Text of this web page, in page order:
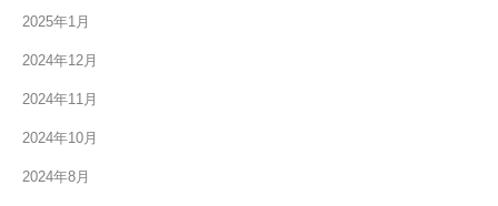
2025年1月
2024年12月
2024年11月
2024年10月
2024年8月